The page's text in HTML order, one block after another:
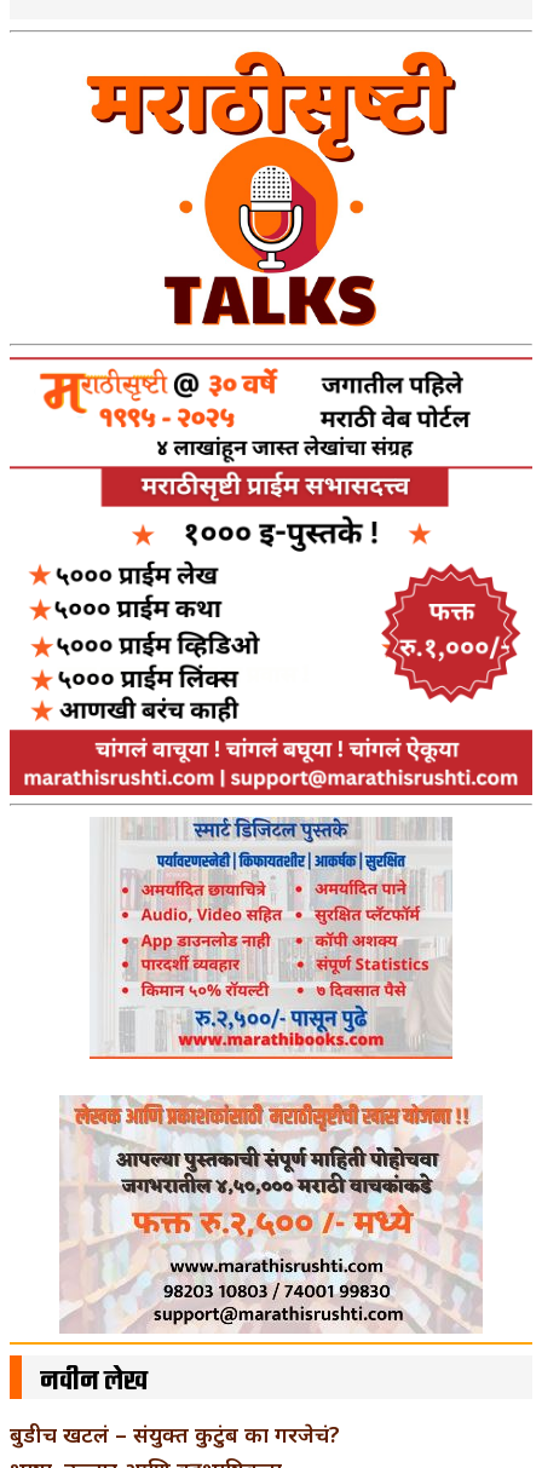
नवीन लेख
बुडीच खटलं – संयुक्त कुटुंब का गरजेचं?